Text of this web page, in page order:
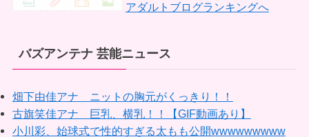
アダルトブログランキングへ
バズアンテナ 芸能ニュース
畑下由佳アナ ニットの胸元がくっきり！！
古旗笑佳アナ 巨乳、横乳！！【GIF動画あり】
小川彩、始球式で性的すぎる太もも公開wwwwwwwww